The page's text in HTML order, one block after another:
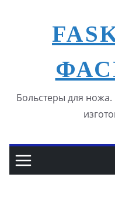
содержимому
Больстеры для